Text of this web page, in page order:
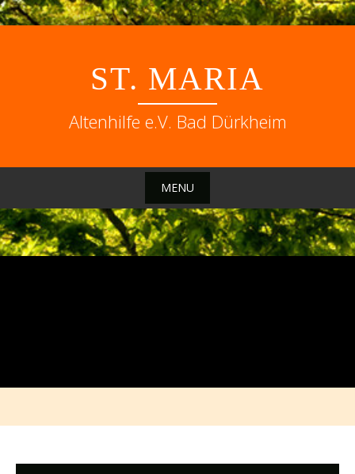
content
ST. MARIA
Altenhilfe e.V. Bad Dürkheim
MENU